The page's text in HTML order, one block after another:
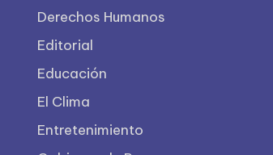
Derechos Humanos
Editorial
Educación
El Clima
Entretenimiento